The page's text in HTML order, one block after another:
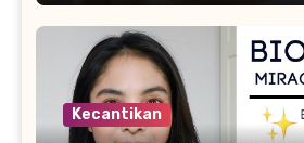
Kecantikan